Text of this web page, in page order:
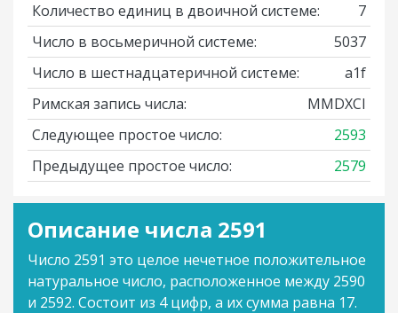
Количество единиц в двоичной системе:
7
Число в восьмеричной системе:
5037
Число в шестнадцатеричной системе:
a1f
Римская запись числа:
MMDXCI
Следующее простое число:
2593
Предыдущее простое число:
2579
Описание числа 2591
Число 2591 это целое нечетное положительное
натуральное число, расположенное между 2590
и 2592. Состоит из 4 цифр, а их сумма равна 17.